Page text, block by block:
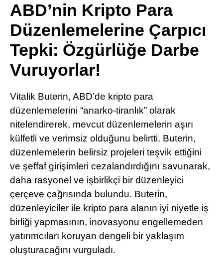
LinkedIn
ABD’nin Kripto Para
Düzenlemelerine Çarpıcı
Tepki: Özgürlüğe Darbe
Vuruyorlar!
Vitalik Buterin, ABD’de kripto para
düzenlemelerini “anarko-tiranlık” olarak
nitelendirerek, mevcut düzenlemelerin aşırı
külfetli ve verimsiz olduğunu belirtti. Buterin,
düzenlemelerin belirsiz projeleri teşvik ettiğini
ve şeffaf girişimleri cezalandırdığını savunarak,
daha rasyonel ve işbirlikçi bir düzenleyici
çerçeve çağrısında bulundu. Buterin,
düzenleyiciler ile kripto para alanın iyi niyetle iş
birliği yapmasının, inovasyonu engellemeden
yatırımcıları koruyan dengeli bir yaklaşım
oluşturacağını vurguladı.